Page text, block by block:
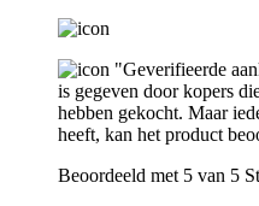
"Geverifieerde
is gegeven door kopers
hebben gekocht. Maar
heeft, kan het product
Beoordeeld met 5 van 5